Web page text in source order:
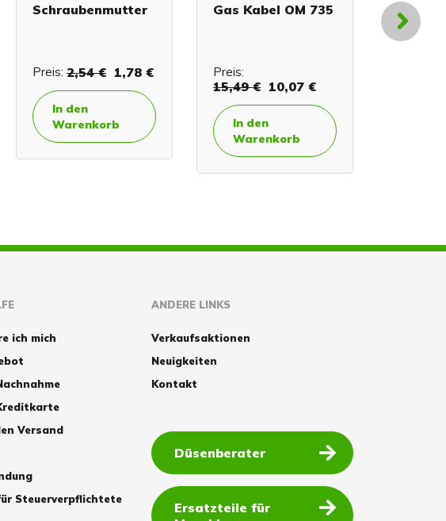
Schraubenmutter
Preis: 2,54 € 1,78 €
In den
Warenkorb
Gas Kabel OM 735
Preis:
15,49 € 10,07 €
In den
Warenkorb
Start -
ich mich
Versand
Steuerverpflichtete
ANDERE LINKS
Verkaufsaktionen
Neuigkeiten
Kontakt
Düsenberater
Ersatzteile für